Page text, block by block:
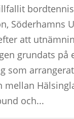
Söderhamns
att
grundats på
som
mellan
och...